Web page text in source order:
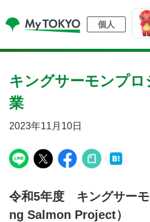
個人
キングサーモンプ
業
2023年11月10日
令和5年度 キングサー
ng Salmon Project）